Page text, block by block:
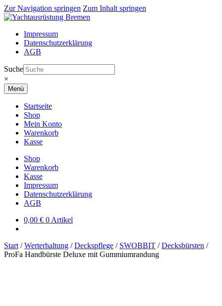
Zur Navigation springen Zum Inhalt springen
Impressum
Datenschutzerklärung
AGB
Suche
×
Menü
Startseite
Shop
Mein Konto
Warenkorb
Kasse
Shop
Warenkorb
Kasse
Impressum
Datenschutzerklärung
AGB
0,00 € 0 Artikel
Start /Werterhaltung /Deckspflege / SWOBBIT /Decksbürsten /
ProFa Handbürste Deluxe mit Gummiumrandung